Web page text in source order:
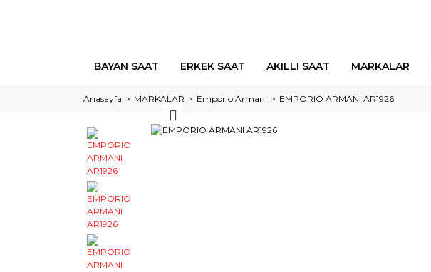
BAYAN SAAT ERKEK SAAT AKILLI SAAT MARKALAR
Anasayfa MARKALAR Emporio Armani EMPORIO ARMANI AR1926